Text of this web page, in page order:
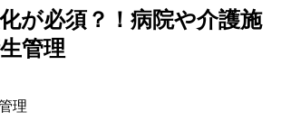
が必須？！病院や介護施
管理
理